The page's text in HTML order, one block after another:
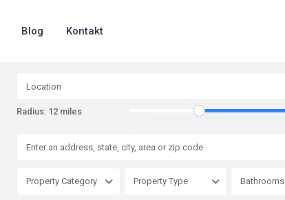
Blog Kontakt
Radius: 12 miles
Property Category Property Type Bathrooms